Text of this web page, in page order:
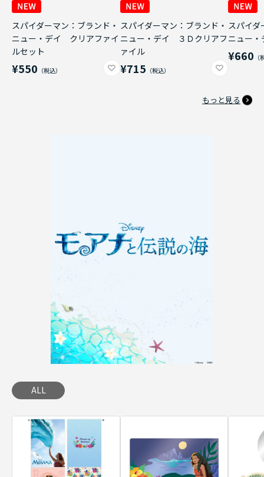
スパイダーマン：ブランド・
ニュー・デイ クリアファイ
ルセット
¥550
スパイダーマン：ブランド・
ニュー・デイ ３Ｄクリアフ
ァイル
¥715
スパイダ
ニュー
¥660
もっと見る
ALL